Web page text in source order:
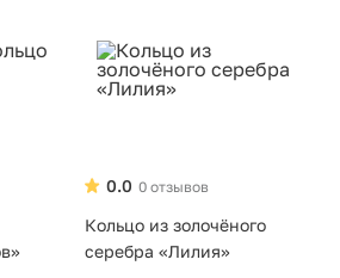
0 отзывов
0.0
Кольцо из золочёного
серебра «Лилия»